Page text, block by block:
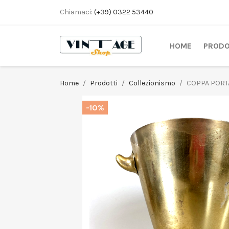
Chiamaci: (+39) 0322 53440
HOME
Home Prodotti Collezionismo COPPA
-10%